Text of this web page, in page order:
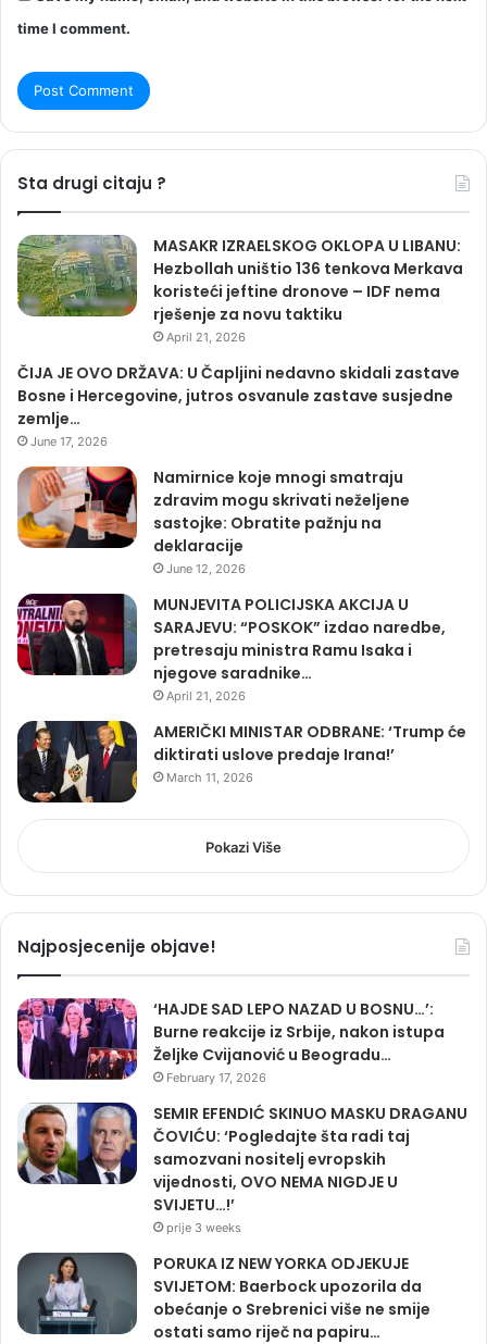
time I comment.
Sta drugi citaju ?
MASAKR IZRAELSKOG OKLOPA U LIBANU:
Hezbollah uništio 136 tenkova Merkava
koristeći jeftine dronove – IDF nema
rješenje za novu taktiku
April 21, 2026
ČIJA JE OVO DRŽAVA: U Čapljini nedavno skidali zastave
Bosne i Hercegovine, jutros osvanule zastave susjedne
zemlje…
June 17, 2026
Namirnice koje mnogi smatraju
zdravim mogu skrivati neželjene
sastojke: Obratite pažnju na
deklaracije
June 12, 2026
MUNJEVITA POLICIJSKA AKCIJA U
SARAJEVU: “POSKOK” izdao naredbe,
pretresaju ministra Ramu Isaka i
njegove saradnike…
April 21, 2026
AMERIČKI MINISTAR ODBRANE: ‘Trump će
diktirati uslove predaje Irana!’
March 11, 2026
Pokazi Više
Najposjecenije objave!
‘HAJDE SAD LEPO NAZAD U BOSNU…’:
Burne reakcije iz Srbije, nakon istupa
Željke Cvijanović u Beogradu…
February 17, 2026
SEMIR EFENDIĆ SKINUO MASKU DRAGANU
ČOVIĆU: ‘Pogledajte šta radi taj
samozvani nositelj evropskih
vijednosti, OVO NEMA NIGDJE U
SVIJETU…!’
prije 3 weeks
PORUKA IZ NEW YORKA ODJEKUJE
SVIJETOM: Baerbock upozorila da
obećanje o Srebrenici više ne smije
ostati samo riječ na papiru…